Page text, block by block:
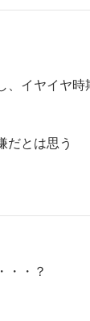
イヤイヤ
だとは思う
・・？